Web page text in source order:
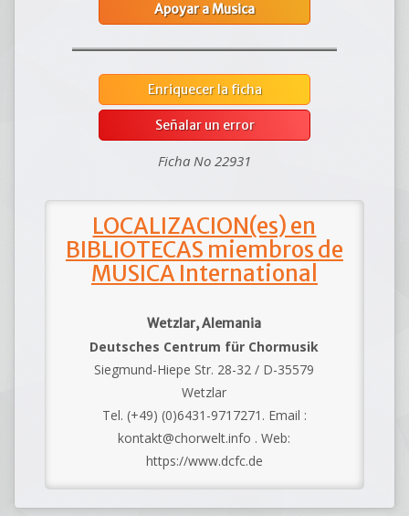
Apoyar a Musica
Enriquecer la ficha
Señalar un error
Ficha No 22931
LOCALIZACION(es) en
BIBLIOTECAS miembros de
MUSICA International
Wetzlar, Alemania
Deutsches Centrum für Chormusik
Siegmund-Hiepe Str. 28-32 / D-35579
Wetzlar
Tel. (+49) (0)6431-9717271. Email :
kontakt@chorwelt.info . Web:
https://www.dcfc.de